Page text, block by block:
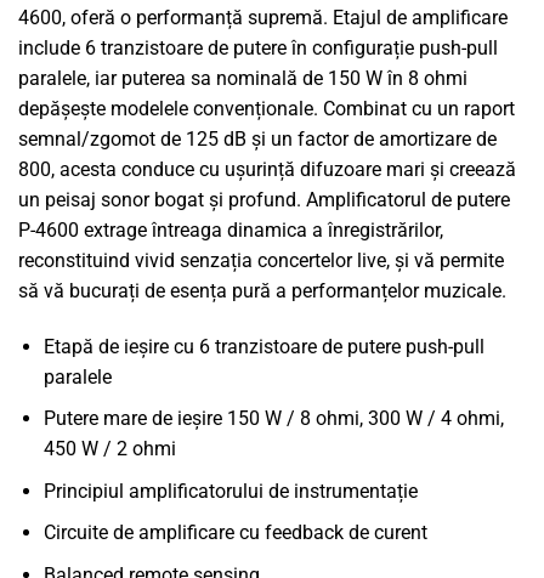
4600, oferă o performanță supremă. Etajul de amplificare
include 6 tranzistoare de putere în configurație push-pull
paralele, iar puterea sa nominală de 150 W în 8 ohmi
depășește modelele convenționale. Combinat cu un raport
semnal/zgomot de 125 dB și un factor de amortizare de
800, acesta conduce cu ușurință difuzoare mari și creează
un peisaj sonor bogat și profund. Amplificatorul de putere
P-4600 extrage întreaga dinamica a înregistrărilor,
reconstituind vivid senzația concertelor live, și vă permite
să vă bucurați de esența pură a performanțelor muzicale.
Etapă de ieșire cu 6 tranzistoare de putere push-pull
paralele
Putere mare de ieșire 150 W / 8 ohmi, 300 W / 4 ohmi,
450 W / 2 ohmi
Principiul amplificatorului de instrumentație
Circuite de amplificare cu feedback de curent